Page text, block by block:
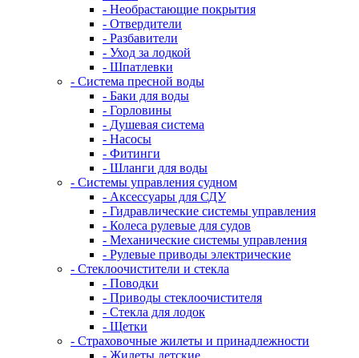
- Необрастающие покрытия
- Отвердители
- Разбавители
- Уход за лодкой
- Шпатлевки
- Система пресной воды
- Баки для воды
- Горловины
- Душевая система
- Насосы
- Фитинги
- Шланги для воды
- Системы управления судном
- Аксессуары для СДУ
- Гидравлические системы управления
- Колеса рулевые для судов
- Механические системы управления
- Рулевые приводы электрические
- Стеклоочистители и стекла
- Поводки
- Приводы стеклоочистителя
- Стекла для лодок
- Щетки
- Страховочные жилеты и принадлежности
- Жилеты детские